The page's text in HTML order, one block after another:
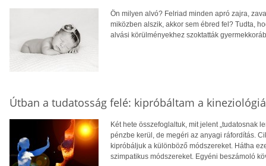
Ön milyen alvó? Felriad minden apró zajra,
miközben alszik, akkor sem ébred fel? Tudta,
alvási körülményekhez szoktatták
Útban a tudatosság felé: kipróbáltam a
Két hete összefoglaltuk, mit jelent „tudatosnak
pénzbe kerül, de megéri az anyagi ráfordítás.
kipróbáljuk a különböző módszereket. Hátha
szimpatikus módszereket. Egyéni beszámoló